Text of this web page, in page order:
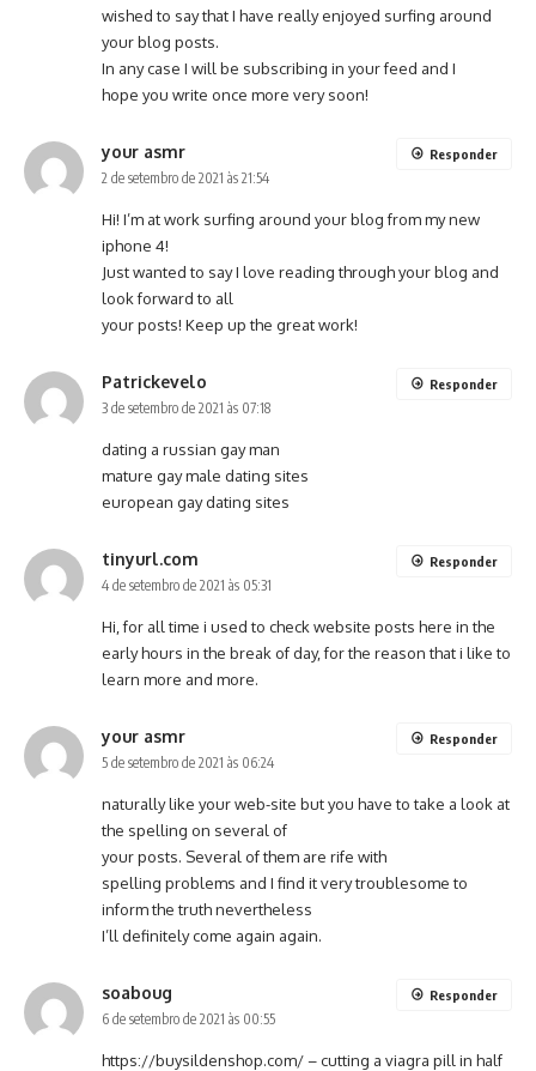
wished to say that I have really enjoyed surfing around
your blog posts.
In any case I will be subscribing in your feed and I
hope you write once more very soon!
your asmr
2 de setembro de 2021 às 21:54
Hi! I’m at work surfing around your blog from my new
iphone 4!
Just wanted to say I love reading through your blog and
look forward to all
your posts! Keep up the great work!
Responder
Patrickevelo
3 de setembro de 2021 às 07:18
dating a russian gay man
mature gay male dating sites
european gay dating sites
Responder
tinyurl.com
4 de setembro de 2021 às 05:31
Hi, for all time i used to check website posts here in the
early hours in the break of day, for the reason that i like to
learn more and more.
Responder
your asmr
5 de setembro de 2021 às 06:24
naturally like your web-site but you have to take a look at
the spelling on several of
your posts. Several of them are rife with
spelling problems and I find it very troublesome to
inform the truth nevertheless
I’ll definitely come again again.
Responder
soaboug
6 de setembro de 2021 às 00:55
https://buysildenshop.com/– cutting a viagra pill in half
Responder